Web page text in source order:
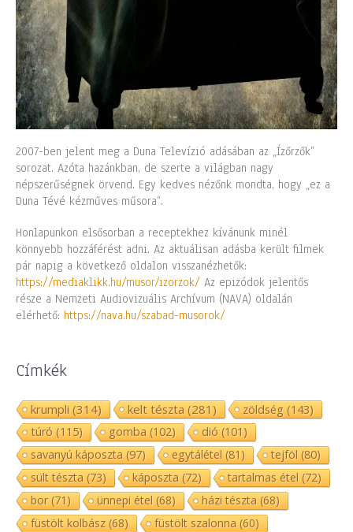
2007-ben jelent meg a Duna Televízió adásában az „Ízőrzők”
sorozat. Azóta hazánkban, de szerte a világban nagy
népszerűségnek örvend. Egy kedves nézőnk mondta, hogy „ez a
Duna Tévé kézműves műsora”.
Honlapunkon elsősorban a receptekhez kívánunk minél
könnyebb hozzáférést adni. Az aktuálisan adásba került filmek
pár napig a következő oldalon visszanézhetők:
https://mediaklikk.hu/musor/izorzok/ Az epizódok jelentős
része a Nemzeti Audiovizuális Archívum (NAVA) oldalán
elérhető: https://nava.hu/szabad-musorok/
Címkék
krumpli(314) kelt tészta(281) zöldség(143)
túró (115) gomba (102) dió (101)
savanyú káposzta (97) egytálétel (81) tejföl (80)
sült tészta (73) káposzta (72) tartalmas étel (72)
bor(71) ünnepi étel (68) házi tészta (68)
füstölt kolbász(68) füstölt szalonna (60)